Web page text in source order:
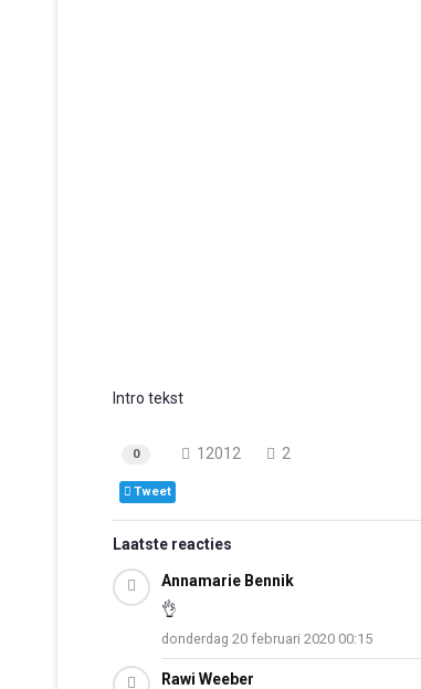
Intro tekst
0 12012 2
Tweet
Laatste reacties
Annamarie Bennik
👌
donderdag 20 februari 2020 00:15
Rawi Weeber